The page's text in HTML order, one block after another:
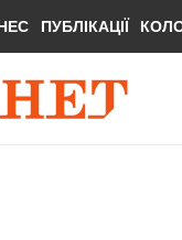
ПУБЛІКАЦІЇ